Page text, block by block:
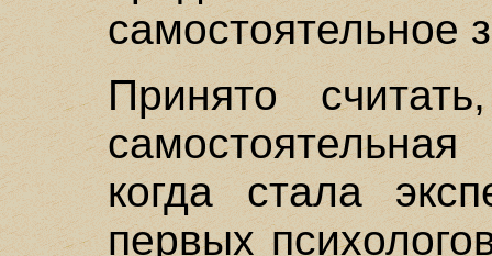
самостоятельное
Принято
когда стала
первых